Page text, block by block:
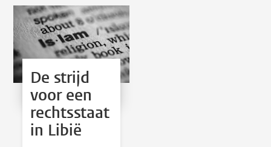
De strijd
voor een
rechtsstaat
in Libië